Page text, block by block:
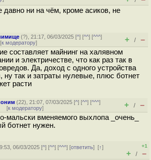
давно ни на чём, кроме асиков, не
(?), 21:17, 06/03/2025 [^] [^^] [^^^]
к модератору] + / –
составляет майнинг на халявном
и электричестве, что как раз так в
Да, доход с одного устройства
ну так и затраты нулевые, плюс ботнет
расти
(22), 21:07, 07/03/2025 [^] [^^] [^^^]
[к модератору] + / –
мальски вменяемого выхлопа _очень_
ботнет нужен.
06/03/2025 [^] [^^] [^^^] [ответить][↑]
+1
+ / –